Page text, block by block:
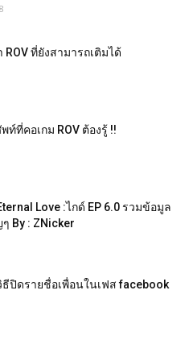
ROV ที่ยังสามารถเติมได้
ท์ที่คอเกม ROV ต้องรู้ !!
Love :ไกด์ EP 6.0 รวมข้อมูล
By : ZNicker
ธีปิดรายชื่อเพื่อนในเฟส facebook